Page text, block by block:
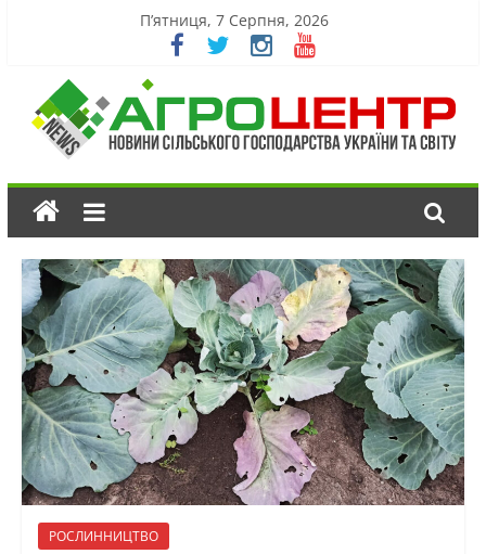
П’ятниця, 7 Серпня, 2026
РОСЛИННИЦТВО